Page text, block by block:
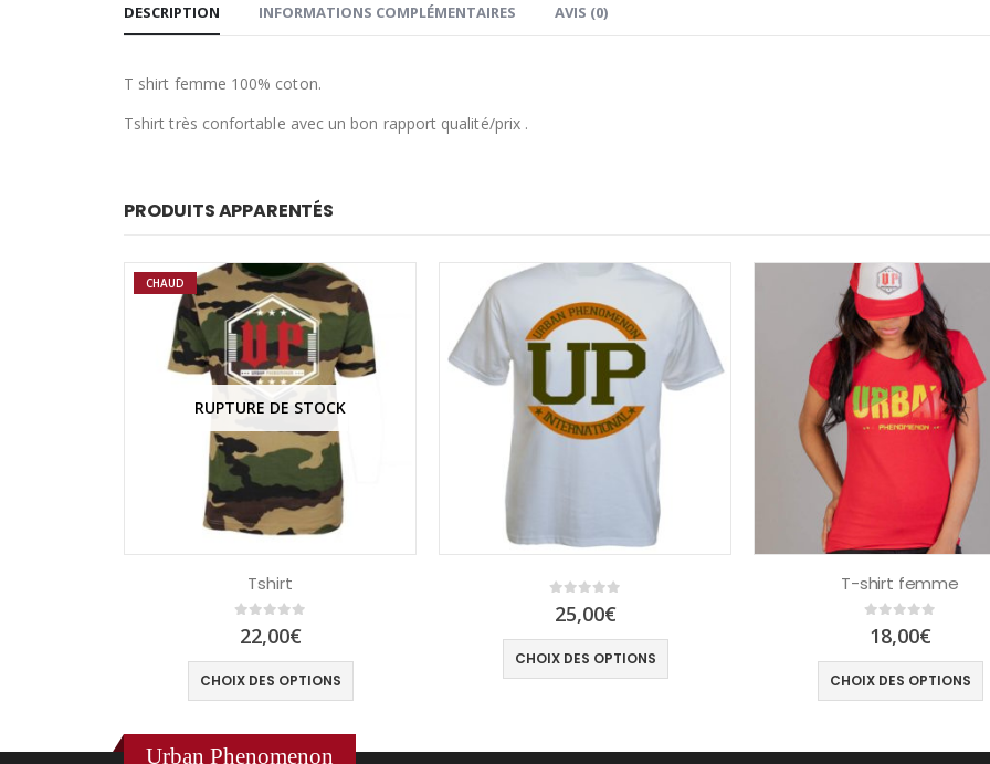
DESCRIPTION INFORMATIONS COMPLÉMENTAIRES AVIS (0)
T shirt femme 100% coton.
Tshirt très confortable avec un bon rapport qualité/prix .
PRODUITS APPARENTÉS
CHAUD
RUPTURE DE STOCK
Tshirt
out of 5
22,00€
CHOIX DES OPTIONS
out of 5
25,00€
CHOIX DES OPTIONS
T-shirt femme
out of 5
18,00€
CHOIX DES OPTIONS
Urban Phenomenon